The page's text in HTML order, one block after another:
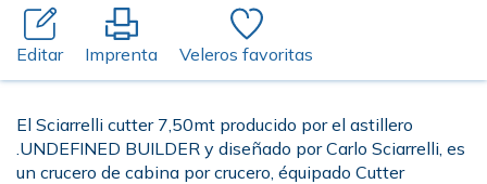
Editar Imprenta Veleros favoritas
El Sciarrelli cutter 7,50mt producido por el astillero
.UNDEFINED BUILDER y diseñado por Carlo Sciarrelli, es
un crucero de cabina por crucero, équipado Cutter